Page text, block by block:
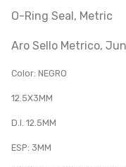
O-Ring Seal, Metric
Aro Sello Metrico,
Color: NEGRO
12.5X3MM
D.I. 12.5MM
ESP: 3MM